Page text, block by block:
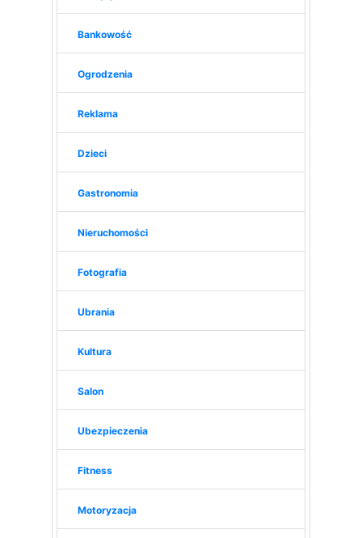
Bankowość
Ogrodzenia
Reklama
Dzieci
Gastronomia
Nieruchomości
Fotografia
Ubrania
Kultura
Salon
Ubezpieczenia
Fitness
Motoryzacja